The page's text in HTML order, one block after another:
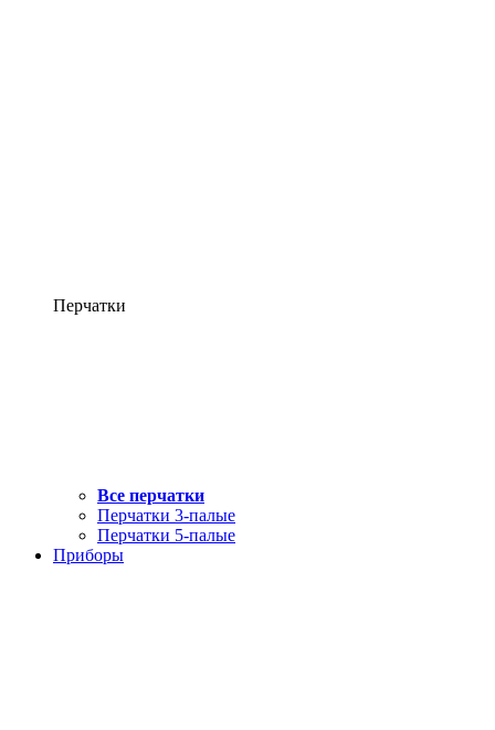
Перчатки
Все перчатки
Перчатки 3-палые
Перчатки 5-палые
Приборы